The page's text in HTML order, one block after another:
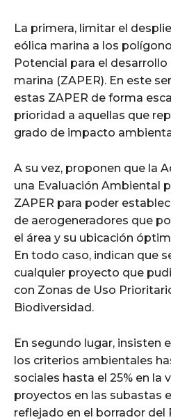
La primera, limitar el
eólica marina a los
Potencial para el desarrollo
marina (ZAPER). En este
estas ZAPER de forma
prioridad a aquellas que
grado de impacto
A su vez, proponen que la
una Evaluación Ambiental
ZAPER para poder
de aerogeneradores que
el área y su ubicación
En todo caso, indican que
cualquier proyecto que
con Zonas de Uso
Biodiversidad.
En segundo lugar, insisten
los criterios ambientales
sociales hasta el 25% en la
proyectos en las subastas
reflejado en el borrador del